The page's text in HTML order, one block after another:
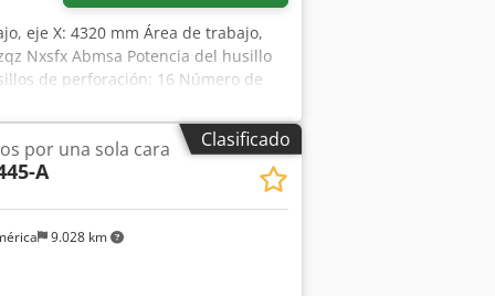
eje X: 4320 mm Área de trabajo,
Nxsfx Abmsa Potencia del husillo
de perforación: 16 Número de
Clasificado
9.028 km
por una sola cara
A